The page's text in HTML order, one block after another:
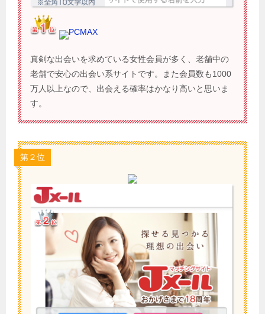
PCMAX
真剣な出会いを求めている女性会員が多く、老舗中の
老舗で安心の出会い系サイトです。また会員数も1000
万人以上なので、出会える確率はかなり高いと思いま
す。
第２位